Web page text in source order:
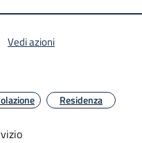
Vedi azioni
Residenza